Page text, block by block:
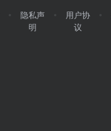
隐私声
明
用户协
议